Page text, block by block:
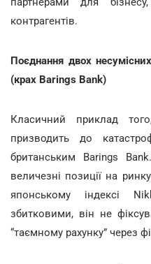
контрагентів.
Поєднання двох
(крах Barings Bank)
Класичний приклад
призводить до
британським Barings
величезні позиції на
японському індексі
збитковими, він не
“таємному рахунку” через